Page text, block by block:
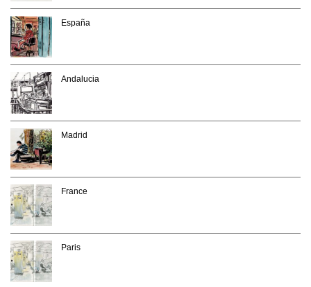
España
Andalucia
Madrid
France
Paris